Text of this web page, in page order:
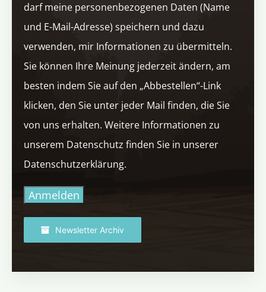
darf meine personenbezogenen Daten (Name
und E-Mail-Adresse) speichern und dazu
verwenden, mir Informationen zu übermitteln.
Sie können Ihre Meinung jederzeit ändern, am
besten indem Sie auf den „Abbestellen“-Link
klicken, den Sie unter jeder Mail finden, die Sie
von uns erhalten. Weitere Informationen zu
unserem Datenschutz finden Sie in unserer
Datenschutzerklärung.
Anmelden
Newsletter Archiv